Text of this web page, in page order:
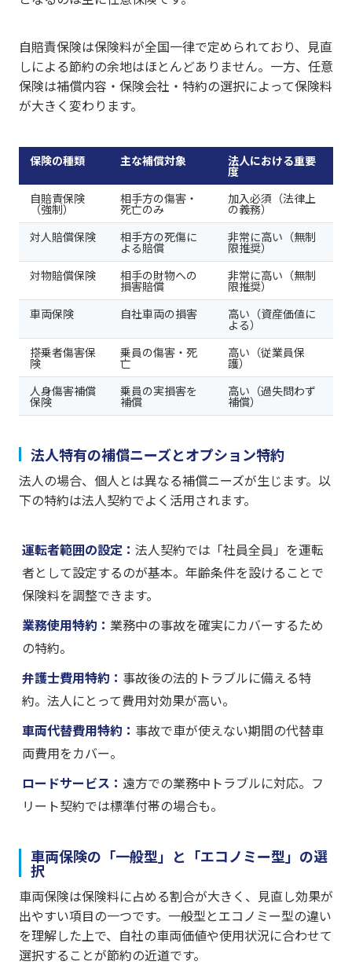
自賠責保険は保険料が全国一律で定められており、見直
しによる節約の余地はほとんどありません。一方、任意
保険は補償内容・保険会社・特約の選択によって保険料
が大きく変わります。
保険の種類 主な補償対象 法人における重要
度
自賠責保険
（強制）
相手方の傷害・
死亡のみ
加入必須（法律上
の義務）
対人賠償保険
相手方の死傷に
よる賠償
非常に高い（無制
限推奨）
対物賠償保険
相手の財物への
損害賠償
非常に高い（無制
限推奨）
車両保険
自社車両の損害 高い（資産価値に
よる）
搭乗者傷害保
険
乗員の傷害・死
亡
高い（従業員保
護）
人身傷害補償
保険
乗員の実損害を
補償
高い（過失問わず
補償）
法人特有の補償ニーズとオプション特約
法人の場合、個人とは異なる補償ニーズが生じます。以
下の特約は法人契約でよく活用されます。
運転者範囲の設定： 法人契約では「社員全員」を運転
者として設定するのが基本。年齢条件を設けることで
保険料を調整できます。
業務使用特約： 業務中の事故を確実にカバーするため
の特約。
弁護士費用特約： 事故後の法的トラブルに備える特
約。法人にとって費用対効果が高い。
車両代替費用特約： 事故で車が使えない期間の代替車
両費用をカバー。
ロードサービス： 遠方での業務中トラブルに対応。フ
リート契約では標準付帯の場合も。
車両保険の「一般型」と「エコノミー型」の選
択
車両保険は保険料に占める割合が大きく、見直し効果が
出やすい項目の一つです。一般型とエコノミー型の違い
を理解した上で、自社の車両価値や使用状況に合わせて
選択することが節約の近道です。